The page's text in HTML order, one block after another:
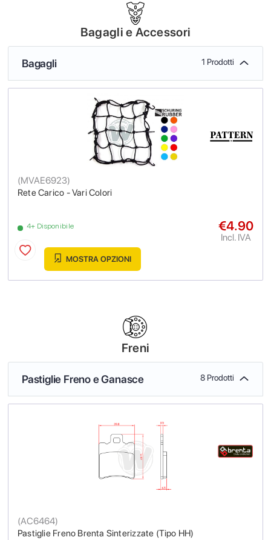
Bagagli e Accessori
Bagagli 1 Prodotti
Rete Carico - Vari Colori
(MVAE6923)
4+ Disponibile €4.90
Incl. IVA
MOSTRA OPZIONI
Freni
Pastiglie Freno e Ganasce 8 Prodotti
Pastiglie Freno Brenta Sinterizzate (Tipo HH)
(AC6464)